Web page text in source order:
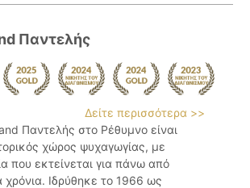
Παντελής
Δείτε περισσότερα >>
Παντελής στο Ρέθυμνο είναι
χώρος ψυχαγωγίας, με
που εκτείνεται για πάνω από
χρόνια. Ιδρύθηκε το 1966 ως